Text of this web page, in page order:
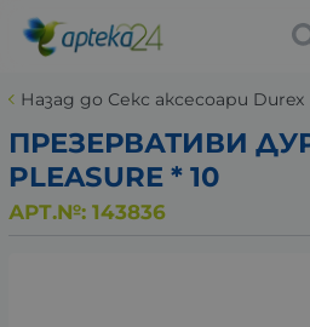
Назад до Секс аксесоари Durex
ПРЕЗЕРВАТИВИ
PLEASURE * 10
АРТ.№: 143836